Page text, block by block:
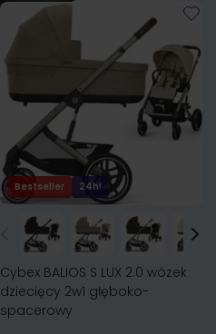
Bestseller 24h!
Cybex BALIOS S LUX 2.0 wózek
dziecięcy 2w1 głęboko-
spacerowy